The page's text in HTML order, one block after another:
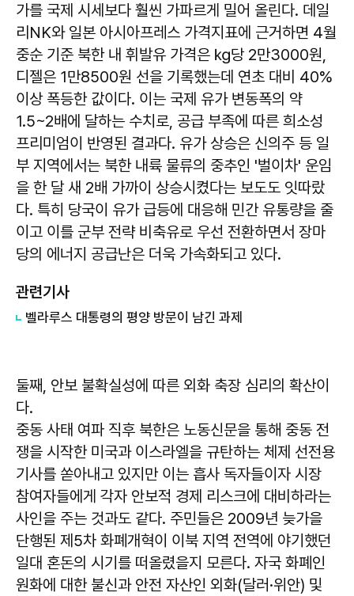
가를 국제 시세보다 훨씬 가파르게 밀어 올린다. 데일
리NK와 일본 아시아프레스 가격지표에 근거하면 4월
중순 기준 북한 내 휘발유 가격은 ㎏당 2만3000원,
디젤은 1만8500원 선을 기록했는데 연초 대비 40%
이상 폭등한 값이다. 이는 국제 유가 변동폭의 약
1.5~2배에 달하는 수치로, 공급 부족에 따른 희소성
프리미엄이 반영된 결과다. 유가 상승은 신의주 등 일
부 지역에서는 북한 내륙 물류의 중추인 '벌이차' 운임
을 한 달 새 2배 가까이 상승시켰다는 보도도 잇따랐
다. 특히 당국이 유가 급등에 대응해 민간 유통량을 줄
이고 이를 군부 전략 비축유로 우선 전환하면서 장마
당의 에너지 공급난은 더욱 가속화되고 있다.
관련기사
벨라루스 대통령의 평양 방문이 남긴 과제
둘째, 안보 불확실성에 따른 외화 축장 심리의 확산이
다.
중동 사태 여파 직후 북한은 노동신문을 통해 중동 전
쟁을 시작한 미국과 이스라엘을 규탄하는 체제 선전용
기사를 쏟아내고 있지만 이는 흡사 독자들이자 시장
참여자들에게 각자 안보적 경제 리스크에 대비하라는
사인을 주는 것과도 같다. 주민들은 2009년 늦가을
단행된 제5차 화폐개혁이 이북 지역 전역에 야기했던
일대 혼돈의 시기를 떠올렸을지 모른다. 자국 화폐인
원화에 대한 불신과 안전 자산인 외화(달러·위안) 및